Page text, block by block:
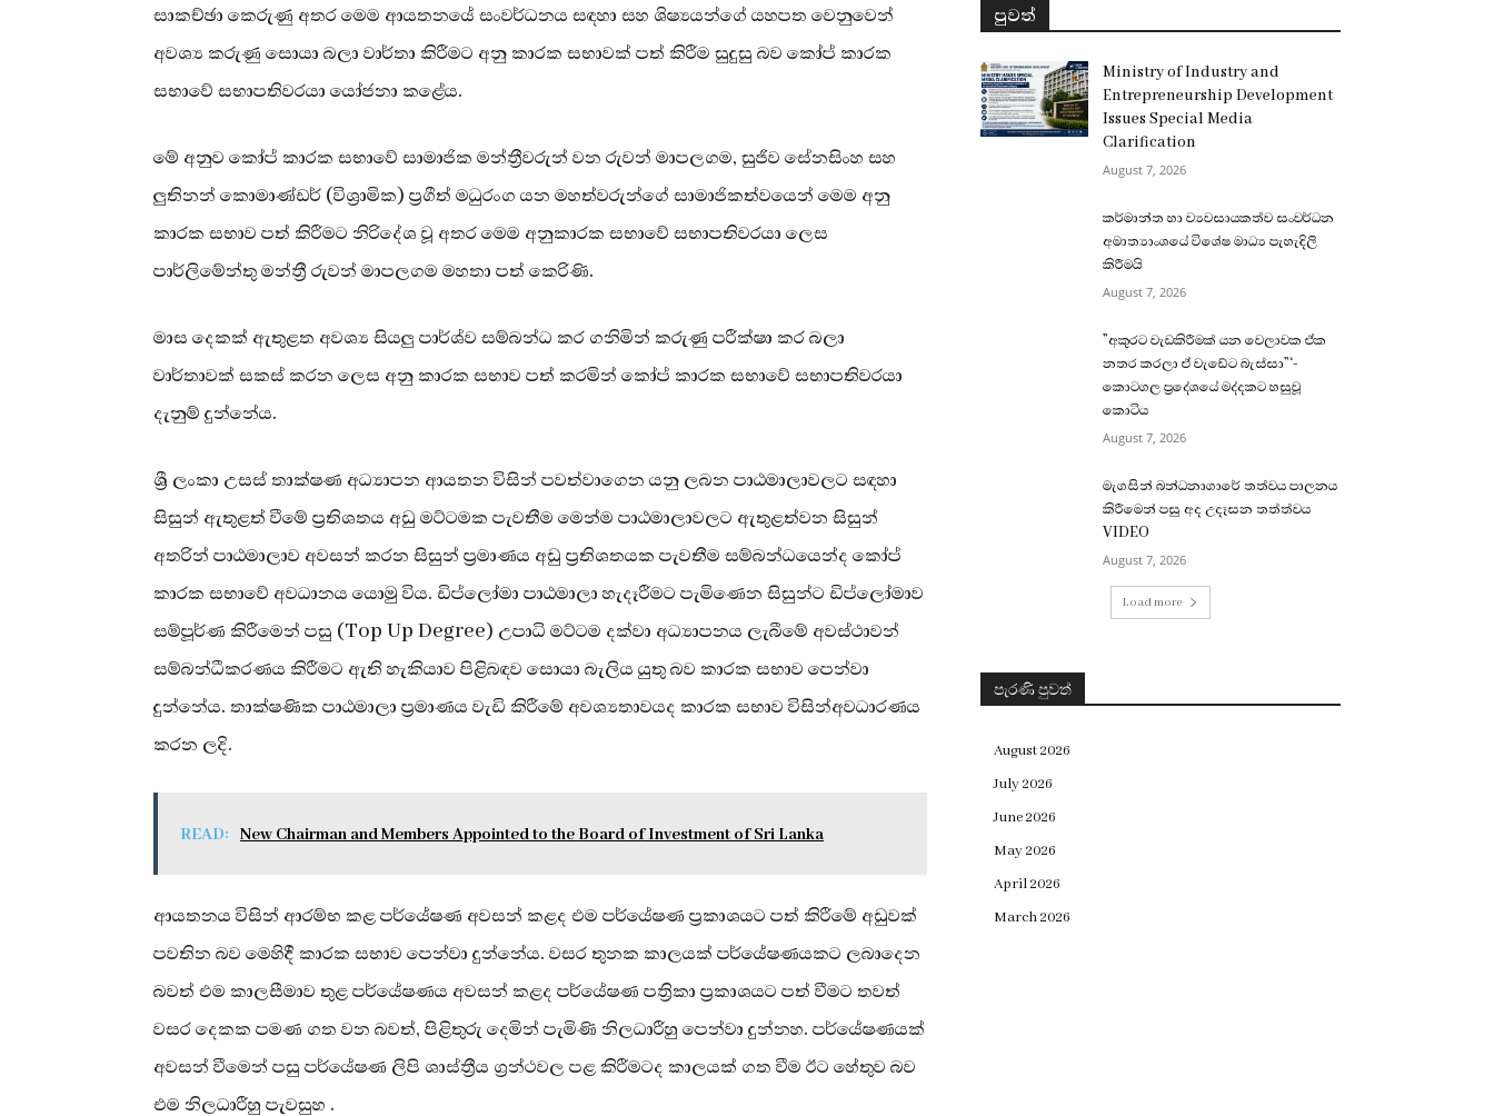
සාකච්ඡා කෙරුණු අතර මෙම ආයතනයේ සංවර්ධනය සඳහා සහ ශිෂ්‍යයන්ගේ යහපත වෙනුවෙන්
අවශ්‍ය කරුණු සොයා බලා වාර්තා කිරීමට අනු කාරක සභාවක් පත් කිරීම සුදුසු බව කෝප් කාරක
සභාවේ සභාපතිවරයා යෝජනා කළේය.
මේ අනුව කෝප් කාරක සභාවේ සාමාජික මන්ත්‍රීවරුන් වන රුවන් මාපලගම, සුජීව සේනසිංහ සහ
ලුතිනන් කොමාණ්ඩර් (විශ්‍රාමික) ප්‍රගීත් මධුරංග යන මහත්වරුන්ගේ සාමාජිකත්වයෙන් මෙම අනු
කාරක සභාව පත් කිරීමට නිරිදේශ වූ අතර මෙම අනුකාරක සභාවේ සභාපතිවරයා ලෙස
පාර්ලිමේන්තු මන්ත්‍රී රුවන් මාපලගම මහතා පත් කෙරිණි.
මාස දෙකක් ඇතුළත අවශ්‍ය සියලු පාර්ශ්ව සම්බන්ධ කර ගනිමින් කරුණු පරීක්ෂා කර බලා
වාර්තාවක් සකස් කරන ලෙස අනු කාරක සභාව පත් කරමින් කෝප් කාරක සභාවේ සභාපතිවරයා
දැනුම් දුන්නේය.
ශ්‍රී ලංකා උසස් තාක්ෂණ අධ්‍යාපන ආයතන විසින් පවත්වාගෙන යනු ලබන පාඨමාලාවලට සඳහා
සිසුන් ඇතුළත් වීමේ ප්‍රතිශතය අඩු මට්ටමක පැවතීම මෙන්ම පාඨමාලාවලට ඇතුළත්වන සිසුන්
අතරින් පාඨමාලාව අවසන් කරන සිසුන් ප්‍රමාණය අඩු ප්‍රතිශතයක පැවතීම සම්බන්ධයෙන්ද කෝප්
කාරක සභාවේ අවධානය යොමු විය. ඩිප්ලෝමා පාඨමාලා හැදෑරීමට පැමිණෙන සිසුන්ට ඩිප්ලෝමාව
සම්පූර්ණ කිරීමෙන් පසු (Top Up Degree) උපාධි මට්ටම දක්වා අධ්‍යාපනය ලැබීමේ අවස්ථාවන්
සම්බන්ධීකරණය කිරීමට ඇති හැකියාව පිළිබඳව සොයා බැලිය යුතු බව කාරක සභාව පෙන්වා
දුන්නේය. තාක්ෂණික පාඨමාලා ප්‍රමාණය වැඩි කිරීමේ අවශ්‍යතාවයද කාරක සභාව විසින්අවධාරණය
කරන ලදි.
READ: New Chairman and Members Appointed to the Board of Investment of Sri Lanka
ආයතනය විසින් ආරම්භ කළ පර්යේෂණ අවසන් කළද එම පර්යේෂණ ප්‍රකාශයට පත් කිරීමේ අඩුවක්
පවතින බව මෙහිදී කාරක සභාව පෙන්වා දුන්නේය. වසර තුනක කාලයක් පර්යේෂණයකට ලබාදෙන
බවත් එම කාලසීමාව තුළ පර්යේෂණය අවසන් කළද පර්යේෂණ පත්‍රිකා ප්‍රකාශයට පත් වීමට තවත්
වසර දෙකක පමණ ගත වන බවත්, පිළිතුරු දෙමින් පැමිණි නිලධාරීහු පෙන්වා දුන්නහ. පර්යේෂණයක්
අවසන් වීමෙන් පසු පර්යේෂණ ලිපි ශාස්ත්‍රීය ග්‍රන්ථවල පළ කිරීමටද කාලයක් ගත වීම ඊට හේතුව බව
එම නිලධාරීහු පැවසුහ .
පුවත්
Ministry of Industry and
Entrepreneurship Development
Issues Special Media
Clarification
August 7, 2026
කර්මාන්ත හා ව්‍යවසායකත්ව සංවර්ධන
අමාත්‍යාංශයේ විශේෂ මාධ්‍ය පැහැදිලි
කිරීමයි
August 7, 2026
”අකුරට වැඩකිරීමක් යන වෙලාවක ඒක
නතර කරලා ඒ වැඩේට බැස්සා”‘-
කොටගල ප්‍රදේශයේ මද්දකට හසුවූ
කොටිය
August 7, 2026
මැගසින් බන්ධනාගාරේ තත්වය පාලනය
කිරීමෙන් පසු අද උදෑසන තත්ත්වය
VIDEO
August 7, 2026
Load more
පැරණි පුවත්
August 2026
July 2026
June 2026
May 2026
April 2026
March 2026